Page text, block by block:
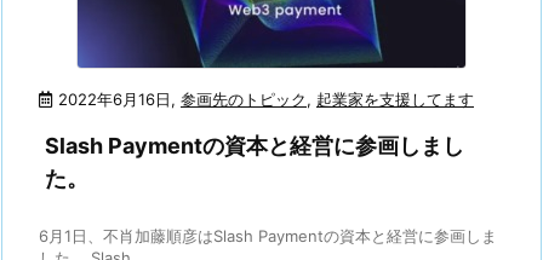
2022年6月16日, 参画先のトピック, 起業家を支援してます
Slash Paymentの資本と経営に参画しまし
た。
6月1日、不肖加藤順彦はSlash Paymentの資本と経営に参画しま